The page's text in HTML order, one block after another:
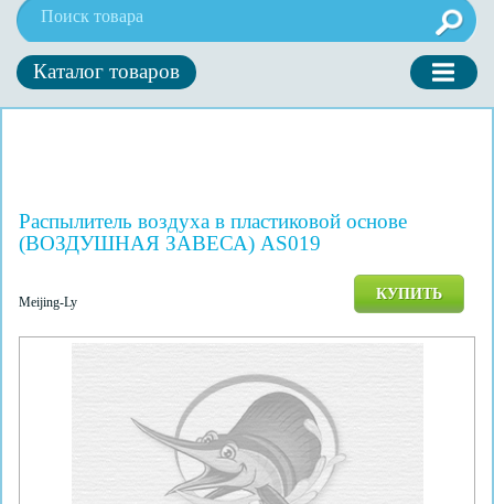
Каталог товаров
Распылитель воздуха в пластиковой основе
(ВОЗДУШНАЯ ЗАВЕСА) AS019
Meijing-Ly КУПИТЬ